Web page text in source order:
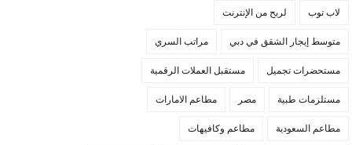
لاب توب لربح من الإنترنت
متوسط إيجار الشقق في دبي مراتب السري
مستحضرات تجميل مستقبل العملات الرقمية
مستلزمات طبية مصر مطاعم الامارات
مطاعم السعودية مطاعم وكافيهات